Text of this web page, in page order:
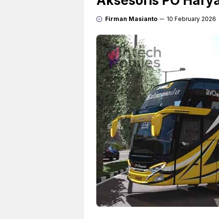
Firman Masianto 10 February 2026